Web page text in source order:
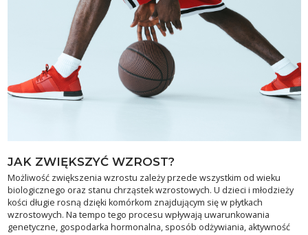
JAK ZWIĘKSZYĆ WZROST?
Możliwość zwiększenia wzrostu zależy przede wszystkim od wieku
biologicznego oraz stanu chrząstek wzrostowych. U dzieci i młodzieży
kości długie rosną dzięki komórkom znajdującym się w płytkach
wzrostowych. Na tempo tego procesu wpływają uwarunkowania
genetyczne, gospodarka hormonalna, sposób odżywiania, aktywność